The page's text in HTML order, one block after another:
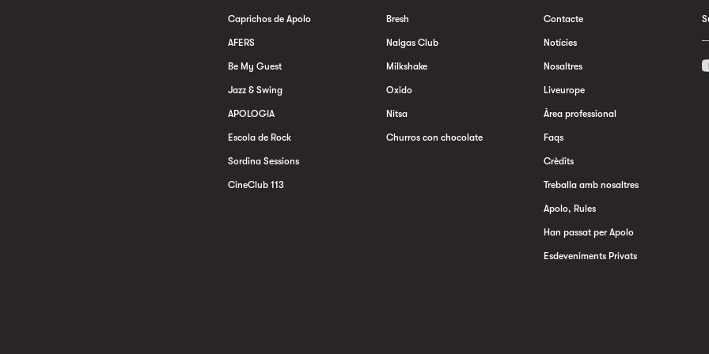
Caprichos de Apolo
AFERS
Be My Guest
Jazz & Swing
APOLOGIA
Escola de Rock
Sordina Sessions
CineClub 113
Bresh
Nalgas Club
Milkshake
Oxido
Nitsa
Churros con chocolate
Contacte
Notícies
Nosaltres
Liveurope
Àrea professional
Faqs
Crèdits
Treballa amb nosaltres
Apolo, Rules
Han passat per Apolo
Esdeveniments Privats